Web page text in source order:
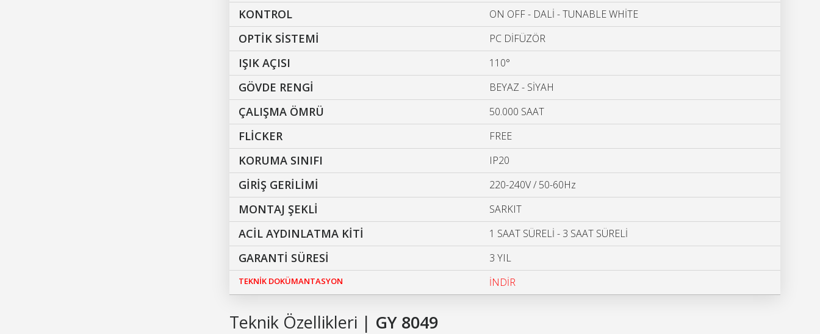
KONTROL ON OFF - DALİ - TUNABLE WHİTE
OPTİK SİSTEMİ PC DİFÜZÖR
IŞIK AÇISI 110°
GÖVDE RENGİ BEYAZ - SİYAH
ÇALIŞMA ÖMRÜ 50.000 SAAT
FLİCKER FREE
KORUMA SINIFI IP20
GİRİŞ GERİLİMİ 220-240V / 50-60Hz
MONTAJ ŞEKLİ SARKIT
ACİL AYDINLATMA KİTİ 1 SAAT SÜRELİ - 3 SAAT SÜRELİ
GARANTİ SÜRESİ 3 YIL
TEKNİK DOKÜMANTASYON İNDİR
Teknik Özellikleri | GY 8049